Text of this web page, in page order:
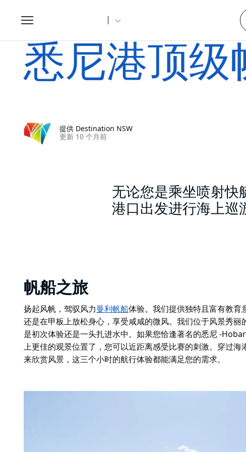
Toggle
navigation
悉尼港顶级
提供 Destination NSW
更新 10 个月前
无论您是乘坐喷射快
港口出发进行海上巡
帆船之旅
扬起风帆，驾驭风力曼利帆船体验。我们提供独特且富有教育
还是在甲板上放松身心，享受咸咸的微风。我们位于风景秀丽
是初次体验还是一头扎进水中。如果您恰逢著名的悉尼 -
上更佳的观景位置了，您可以近距离感受比赛的刺激。穿过海
来欣赏风景，这三个小时的航行体验都能满足您的需求。